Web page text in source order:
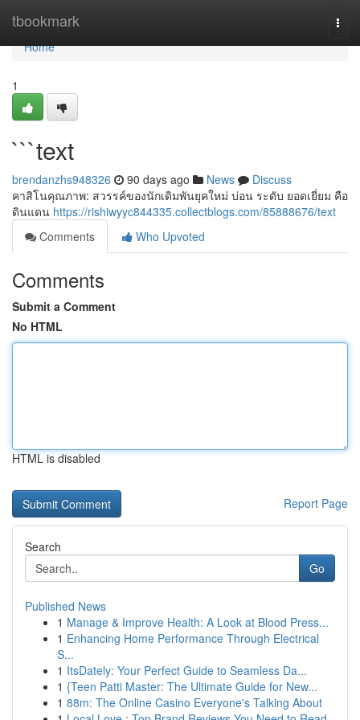
tbookmark
Home
Home
1
```text
brendanzhs948326 90 days ago News
Discuss
คาสิโนคุณภาพ: สวรรค์ของนักเดิมพันยุคใหม่ บ่อน ระดับ ยอดเยี่ยม คือ
ดินแดน https://rishiwyyc844335.collectblogs.com/85888676/text
Comments
Who Upvoted
Comments
Submit a Comment
No HTML
HTML is disabled
Report Page
Search
Go
Published News
1 Manage & Improve Health: A Look at Blood Press...
1 Enhancing Home Performance Through Electrical
S...
1 ItsDately: Your Perfect Guide to Seamless Da...
1 {Teen Patti Master: The Ultimate Guide for New...
1 88m: The Online Casino Everyone's Talking About